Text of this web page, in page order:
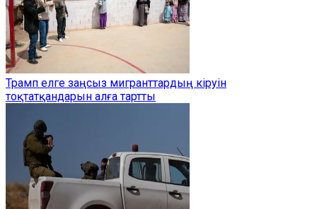
Трамп елге заңсыз мигранттардың кіруін
тоқтатқандарын алға тартты